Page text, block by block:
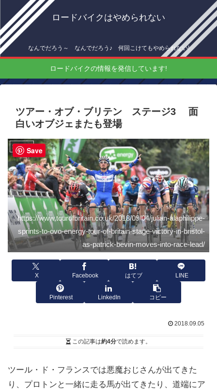
ロードバイクはやめられない
なんでだろう～ なんでだろう♪ 何回こけてもやめられない!
ロードバイクの情報を発信しています!
ツアー・オブ・ブリテン ステージ3 面
白いオブジェまたも登場
海外情報
https://www.tourofbritain.co.uk/2018/09/04/julian-alaphilippe-
sprints-to-ovo-energy-tour-of-britain-stage-victory-in-bristol-
as-patrick-bevin-moves-into-race-lead/
X Facebook はてブ LINE
Pinterest LinkedIn コピー
2018.09.05
この記事は約4分で読めます。
ツール・ド・フランスでは悪魔おじさんが出てきた
り、プロトンと一緒に走る馬が出てきたり、道端にア
Save